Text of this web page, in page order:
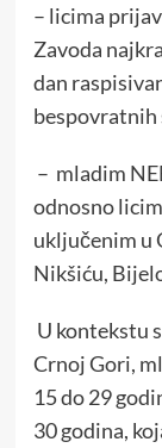
– licima
Zavoda
dan
bespovratnih
– mladim
odnosno
uključenim u
Nikšiću,
U kontekstu
Crnoj Gori,
15 do 29
30 godina,